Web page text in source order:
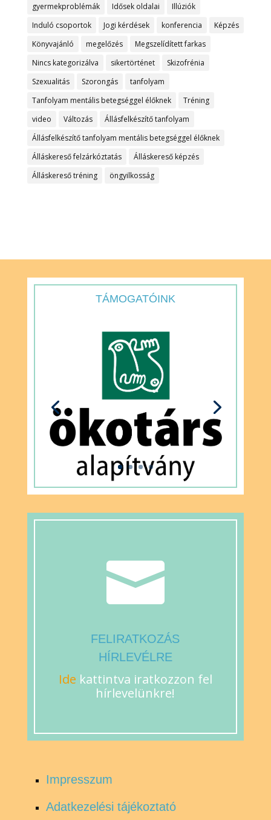
gyermekproblémák
Idősek oldalai
Illúziók
Induló csoportok
Jogi kérdések konferencia
Képzés
Könyvajánló
megelőzés
Megszelídített farkas
Nincs kategorizálva
sikertörténet
Skizofrénia
Szexualitás
Szorongás
tanfolyam
Tanfolyam mentális betegséggel élőknek
Tréning
video
Változás
Állásfelkészítő tanfolyam
Állásfelkészítő tanfolyam mentális betegséggel élőknek
Álláskereső felzárkóztatás
Álláskereső képzés
Álláskereső tréning
öngyilkosság
TÁMOGATÓINK

FELIRATKOZÁS
HÍRLEVÉLRE
Ide kattintva iratkozzon fel
hírlevelünkre!
Impresszum
Adatkezelési tájékoztató